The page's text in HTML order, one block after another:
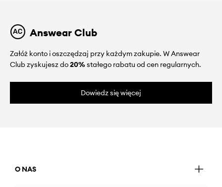
Answear Club
Załóż konto i oszczędzaj przy każdym zakupie. W Answear
Club zyskujesz do20%stałego rabatu od cen regularnych.
Dowiedz się więcej
O NAS